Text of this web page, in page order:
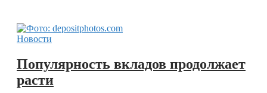
Новости
Популярность вкладов продолжает
расти